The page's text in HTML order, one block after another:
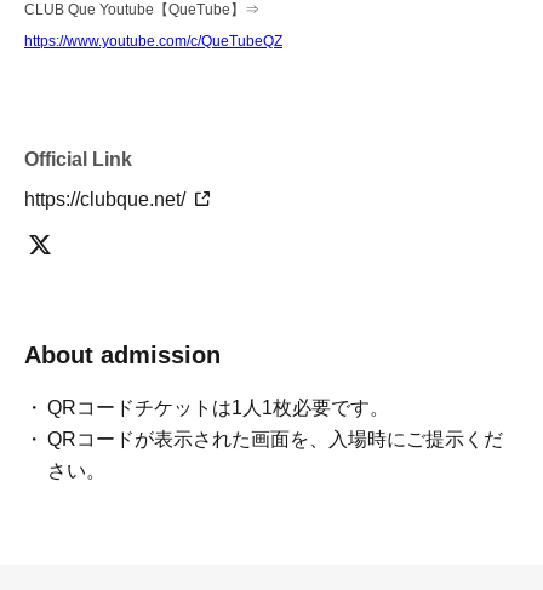
CLUB Que Youtube【QueTube】⇒
https://www.youtube.com/c/QueTubeQZ
Official Link
https://clubque.net/
About admission
QRコードチケットは1人1枚必要です。
QRコードが表示された画面を、入場時にご提示くだ
さい。